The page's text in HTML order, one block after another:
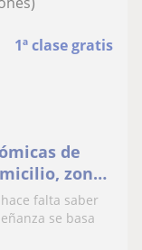
1ª clase gratis
de
zona
nivel
falta saber
se basa